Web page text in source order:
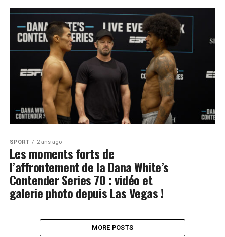
SPORT 2 ans ago
Les moments forts de
l’affrontement de la Dana White’s
Contender Series 70 : vidéo et
galerie photo depuis Las Vegas !
MORE POSTS